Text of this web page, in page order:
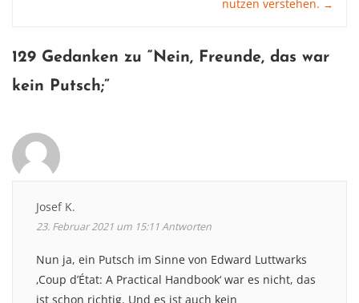
nutzen verstehen. →
129 Gedanken zu “ Nein, Freunde, das war
kein Putsch;”
Josef K.
23. Februar 2021 um 15:11Antworten
Nun ja, ein Putsch im Sinne von Edward Luttwarks
‚Coup d’État: A Practical Handbook‘ war es nicht, das
ist schon richtig. Und es ist auch kein